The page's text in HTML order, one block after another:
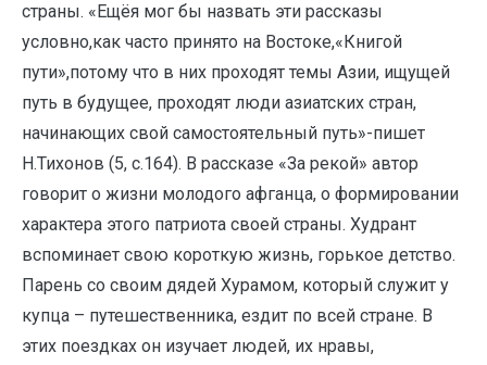
страны. «Ещёя мог бы назвать эти рассказы
условно,как часто принято на Востоке,«Книгой
пути»,потому что в них проходят темы Азии, ищущей
путь в будущее, проходят люди азиатских стран,
начинающих свой самостоятельный путь»-пишет
Н.Тихонов (5, с.164). В рассказе «За рекой» автор
говорит о жизни молодого афганца, о формировании
характера этого патриота своей страны. Худрант
вспоминает свою короткую жизнь, горькое детство.
Парень со своим дядей Хурамом, который служит у
купца – путешественника, ездит по всей стране. В
этих поездках он изучает людей, их нравы,